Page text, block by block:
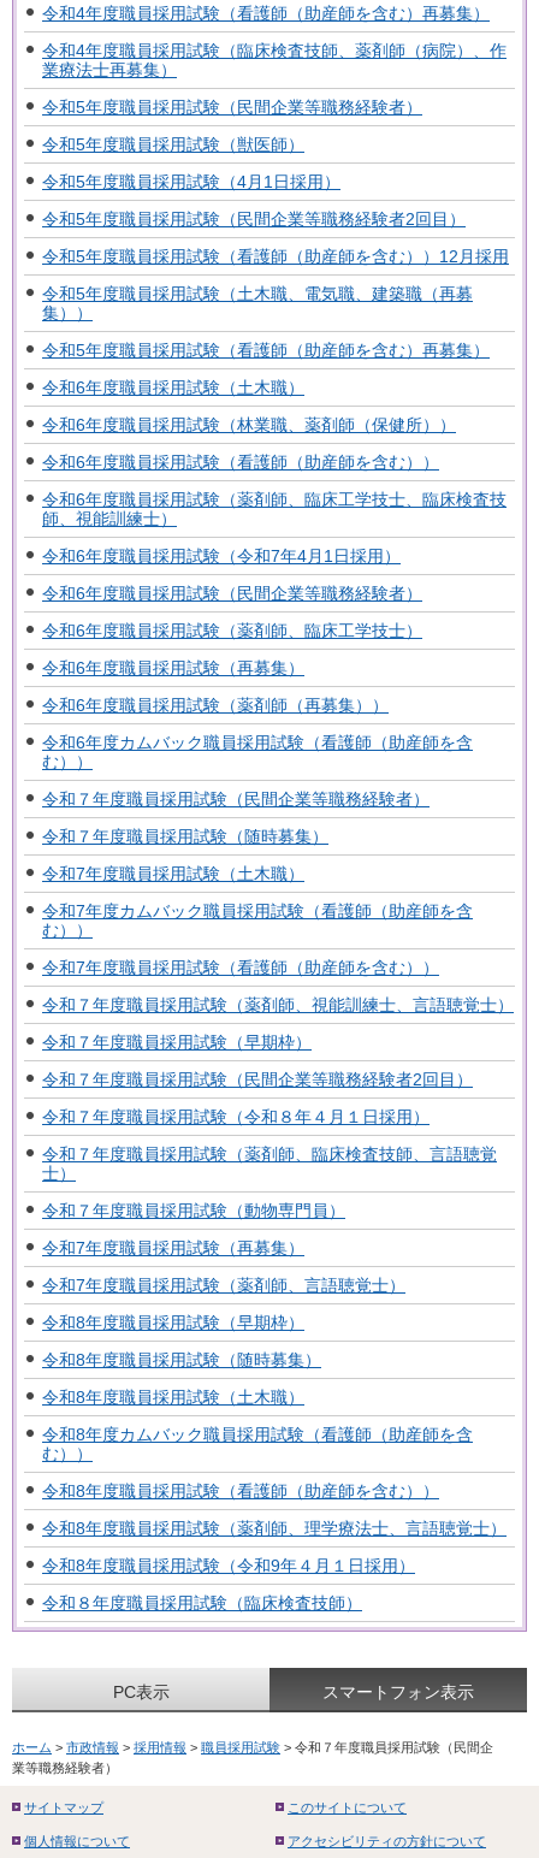
令和4年度職員採用試験（看護師（助産師を含む）再募集）
令和4年度職員採用試験（臨床検査技師、薬剤師（病院）、作
業療法士再募集）
令和5年度職員採用試験（民間企業等職務経験者）
令和5年度職員採用試験（獣医師）
令和5年度職員採用試験（4月1日採用）
令和5年度職員採用試験（民間企業等職務経験者2回目）
令和5年度職員採用試験（看護師（助産師を含む））12月採用
令和5年度職員採用試験（土木職、電気職、建築職（再募
集））
令和5年度職員採用試験（看護師（助産師を含む）再募集）
令和6年度職員採用試験（土木職）
令和6年度職員採用試験（林業職、薬剤師（保健所））
令和6年度職員採用試験（看護師（助産師を含む））
令和6年度職員採用試験（薬剤師、臨床工学技士、臨床検査技
師、視能訓練士）
令和6年度職員採用試験（令和7年4月1日採用）
令和6年度職員採用試験（民間企業等職務経験者）
令和6年度職員採用試験（薬剤師、臨床工学技士）
令和6年度職員採用試験（再募集）
令和6年度職員採用試験（薬剤師（再募集））
令和6年度カムバック職員採用試験（看護師（助産師を含
む））
令和７年度職員採用試験（民間企業等職務経験者）
令和７年度職員採用試験（随時募集）
令和7年度職員採用試験（土木職）
令和7年度カムバック職員採用試験（看護師（助産師を含
む））
令和7年度職員採用試験（看護師（助産師を含む））
令和７年度職員採用試験（薬剤師、視能訓練士、言語聴覚士）
令和７年度職員採用試験（早期枠）
令和７年度職員採用試験（民間企業等職務経験者2回目）
令和７年度職員採用試験（令和８年４月１日採用）
令和７年度職員採用試験（薬剤師、臨床検査技師、言語聴覚
士）
令和７年度職員採用試験（動物専門員）
令和7年度職員採用試験（再募集）
令和7年度職員採用試験（薬剤師、言語聴覚士）
令和8年度職員採用試験（早期枠）
令和8年度職員採用試験（随時募集）
令和8年度職員採用試験（土木職）
令和8年度カムバック職員採用試験（看護師（助産師を含
む））
令和8年度職員採用試験（看護師（助産師を含む））
令和8年度職員採用試験（薬剤師、理学療法士、言語聴覚士）
令和8年度職員採用試験（令和9年４月１日採用）
令和８年度職員採用試験（臨床検査技師）
PC表示 スマートフォン表示
ホーム > 市政情報 > 採用情報 > 職員採用試験 > 令和７年度職員採用試験（民間企
業等職務経験者）
サイトマップ このサイトについて
個人情報について アクセシビリティの方針について